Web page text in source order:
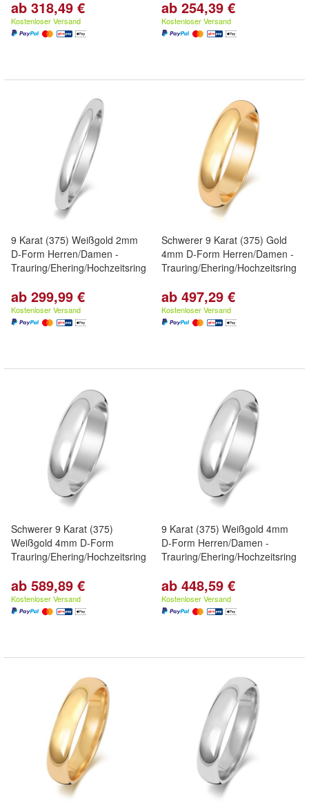
ab 318,49 €
Kostenloser Versand
ab 254,39 €
Kostenloser Versand
9 Karat (375) Weißgold 2mm
D-Form Herren/Damen -
Trauring/Ehering/Hochzeitsring
ab 299,99 €
Kostenloser Versand
Schwerer 9 Karat (375) Gold
4mm D-Form Herren/Damen -
Trauring/Ehering/Hochzeitsring
ab 497,29 €
Kostenloser Versand
Schwerer 9 Karat (375)
Weißgold 4mm D-Form
Trauring/Ehering/Hochzeitsring
ab 589,89 €
Kostenloser Versand
9 Karat (375) Weißgold 4mm
D-Form Herren/Damen -
Trauring/Ehering/Hochzeitsring
ab 448,59 €
Kostenloser Versand